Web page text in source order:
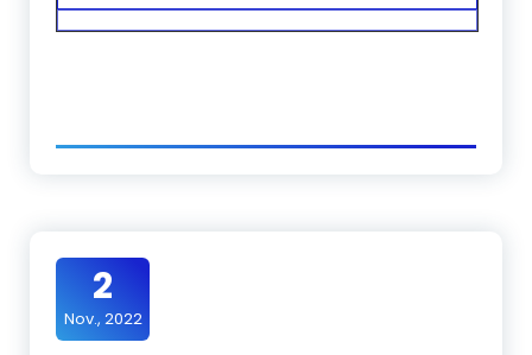
2
Nov., 2022